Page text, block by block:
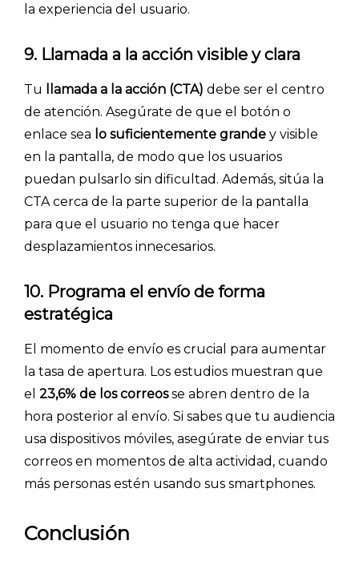
la experiencia del usuario.
9. Llamada a la acción visible y clara
Tu llamada a la acción (CTA) debe ser el centro
de atención. Asegúrate de que el botón o
enlace sea lo suficientemente grande y visible
en la pantalla, de modo que los usuarios
puedan pulsarlo sin dificultad. Además, sitúa la
CTA cerca de la parte superior de la pantalla
para que el usuario no tenga que hacer
desplazamientos innecesarios.
10. Programa el envío de forma
estratégica
El momento de envío es crucial para aumentar
la tasa de apertura. Los estudios muestran que
el 23,6% de los correosse abren dentro de la
hora posterior al envío. Si sabes que tu audiencia
usa dispositivos móviles, asegúrate de enviar tus
correos en momentos de alta actividad, cuando
más personas estén usando sus smartphones.
Conclusión